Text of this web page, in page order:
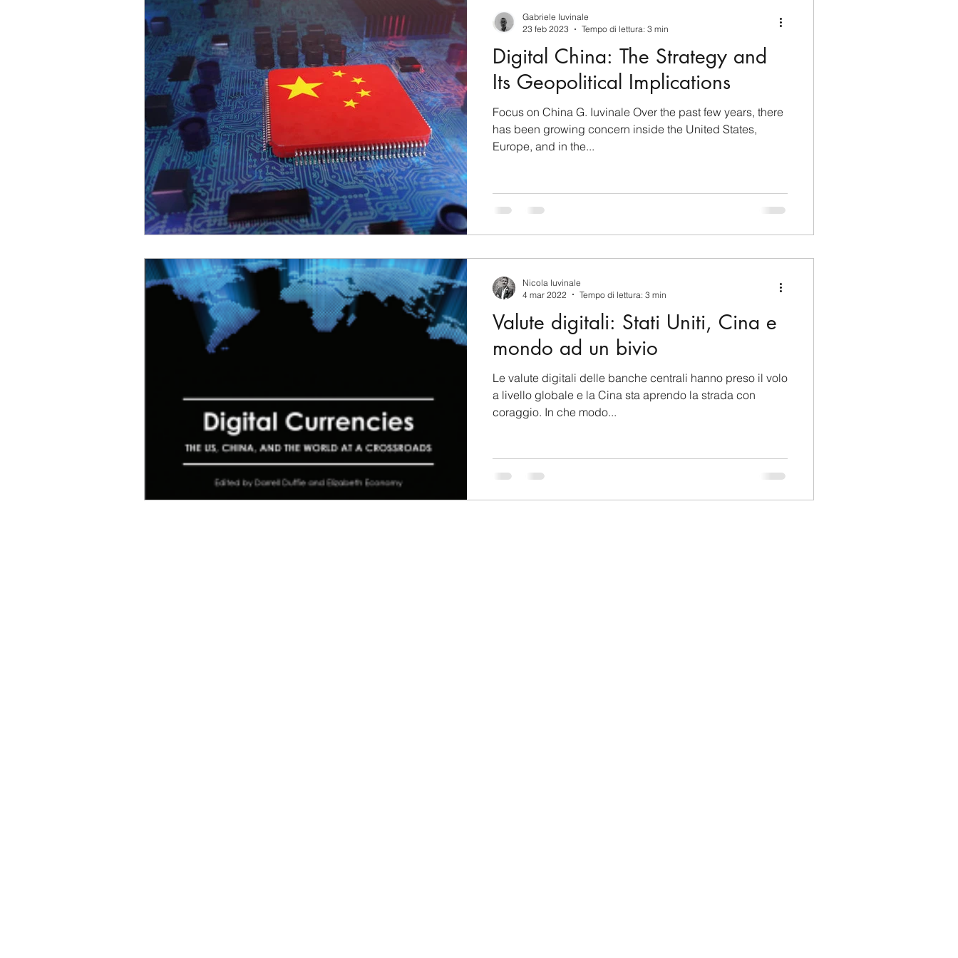
Sicurezza Nazionale Information Tecnology
Indo-Pacifico Medio Oriente Cina Francia USA Nuova Zelanda Russia
Giappone India Corea del Sud Italia Australia Germania
Europa Covid-19 Taiwan Asia centrale
Digital China: The Strategy and
Its Geopolitical Implications
Focus on China G. Iuvinale Over the past few years, there
has been growing concern inside the United States,
Europe, and in the...
Gabriele Iuvinale
23 feb 2023
Tempo di lettura: 3 min
Valute digitali: Stati Uniti, Cina e
mondo ad un bivio
Le valute digitali delle banche centrali hanno preso il volo
a livello globale e la Cina sta aprendo la strada con
coraggio. In che modo...
Nicola Iuvinale
4 mar 2022
Tempo di lettura: 3 min